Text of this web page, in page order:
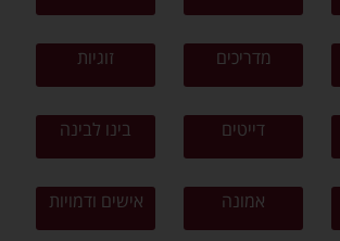
מדריכים זוגיות
דייטים בינו לבינה
אמונה אישים ודמויות